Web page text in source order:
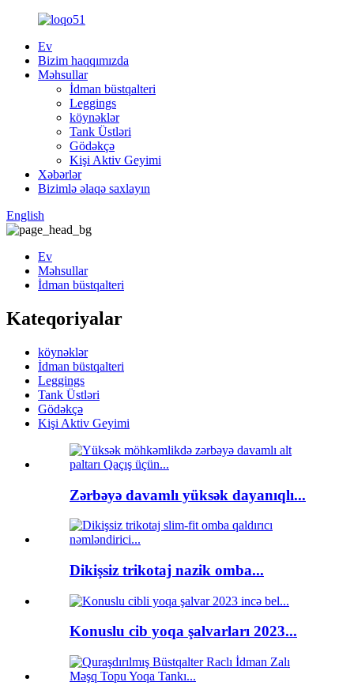
Ev
Bizim haqqımızda
Məhsullar
İdman büstqalteri
Leggings
köynəklər
Tank Üstləri
Gödəkçə
Kişi Aktiv Geyimi
Xəbərlər
Bizimlə əlaqə saxlayın
English
Ev
Məhsullar
İdman büstqalteri
Kateqoriyalar
köynəklər
İdman büstqalteri
Leggings
Tank Üstləri
Gödəkçə
Kişi Aktiv Geyimi
Zərbəyə davamlı yüksək dayanıqlı...
Dikişsiz trikotaj nazik omba...
Konuslu cib yoqa şalvarları 2023...